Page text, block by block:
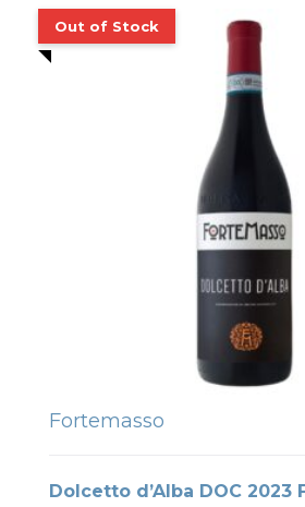
Fortemasso
Dolcetto d’Alba DOC 2023